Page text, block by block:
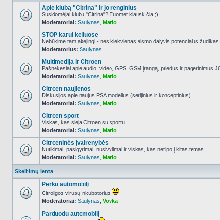
NO_UNREAD_POSTS
Apie klubą "Citrina" ir jo renginius
Susidomėjai klubu "Citrina"? Tuomet klausk čia ;)
Moderatoriai: Saulynas Mario
NO_UNREAD_POSTS
STOP karui keliuose
Nebūkime tam abejingi - nes kiekvienas eismo dalyvis potencialus žudikas
Moderatorius: Saulynas
NO_UNREAD_POSTS
Multimedija ir Citroen
Pašnekesiai apie audio, video, GPS, GSM įrangą, priedus ir pagerinimus
Moderatoriai: Saulynas Mario
NO_UNREAD_POSTS
Citroen naujienos
Diskusijos apie naujus PSA modelius (serijinius ir konceptinius)
Moderatoriai: Saulynas Mario
NO_UNREAD_POSTS
Citroen sport
Viskas, kas sieja Citroen su sportu...
Moderatoriai: Saulynas Mario
NO_UNREAD_POSTS
Citroeninės įvairenybės
Nutikimai, pasigyrimai, nusivylimai ir viskas, kas netilpo į kitas temas
Moderatoriai: Saulynas Mario
Skelbimų lenta
NO_UNREAD_POSTS
Perku automobilį
Citroligos virusų inkubatorius
Moderatoriai: Saulynas Vovka
Parduodu automobilį